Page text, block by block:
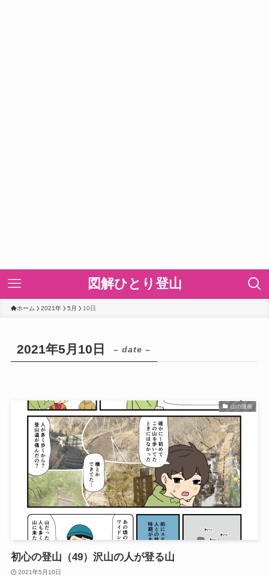
図解ひとり登山
ホーム 2021年 5月 10日
2021年5月10日 – date –
山の漫画
初心の登山（49）沢山の人が登る山
2021年5月10日